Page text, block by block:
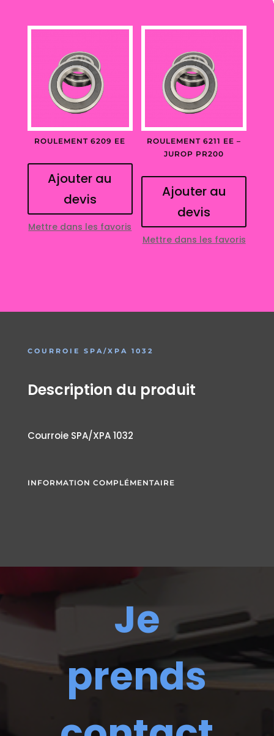
ROULEMENT 6209 EE
Ajouter au
devis
Mettre dans les favoris
ROULEMENT 6211 EE –
JUROP PR200
Ajouter au
devis
Mettre dans les favoris
COURROIE SPA/XPA 1032
Description du produit
Courroie SPA/XPA 1032
INFORMATION COMPLÉMENTAIRE
Je
prends